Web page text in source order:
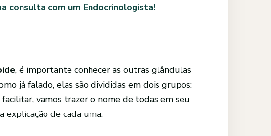
consulta com um Endocrinologista!
, é importante conhecer as outras glândulas
já falado, elas são divididas em dois grupos:
facilitar, vamos trazer o nome de todas em seu
explicação de cada uma.